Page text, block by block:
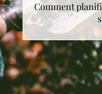
Comment